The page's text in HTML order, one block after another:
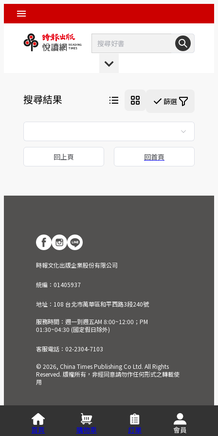
搜尋結果 篩選
回上頁 回首頁
時報文化出版企業股份有限公司
統編：01405937
地址：108 台北市萬華區和平西路3段240號
服務時間：週一到週五AM 8:00~12:00；PM
01:30~04:30 (國定假日除外)
客服電話：02-2304-7103
© 2026, China Times Publishing Co Ltd. All Rights
Reserved. 版權所有，非經同意請勿作任何形式之轉載使
用
首頁 購物車 訂單 會員